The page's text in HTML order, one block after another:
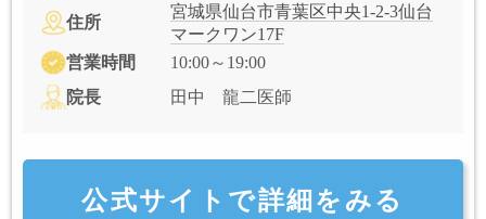
住所
宮城県仙台市青葉区中央1-2-3仙台
マークワン17F
営業時間
10:00～19:00
院長
田中 龍二医師
公式サイトで詳細をみる